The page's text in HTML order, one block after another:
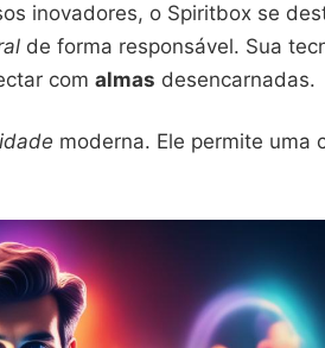
inovadores, o Spiritbox se
de forma responsável. Sua
com almas desencarnadas.
moderna. Ele permite uma